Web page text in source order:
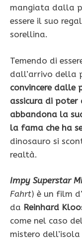
mangiata dalla
essere il suo
sorellina.
Temendo di
dall’arrivo della
convincere dalle
assicura di poter
abbandona la
la fama che ha
dinosauro si
realtà.
Impy Superstar
Fahrt) è un film
da Reinhard
come nel caso
mistero